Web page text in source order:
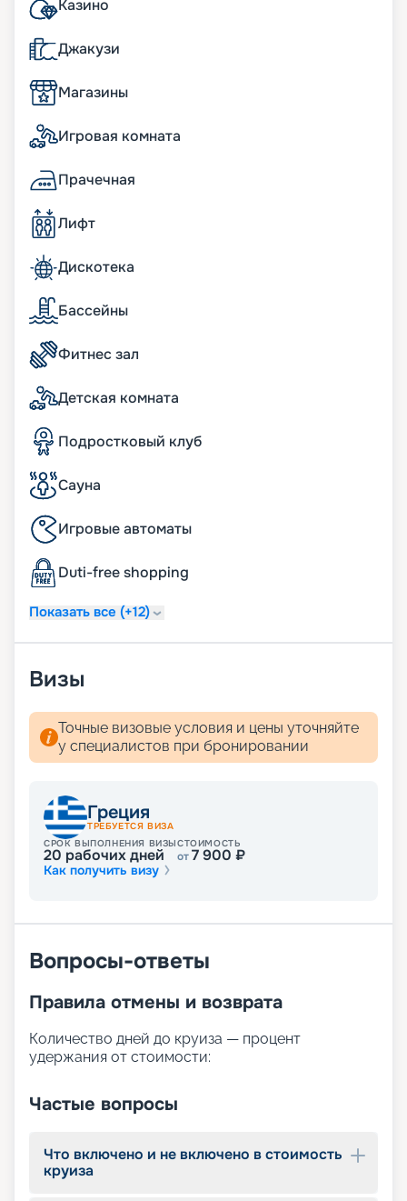
кв.м с широким спектром велнес-услуг на
открытых и закрытых пространствах, более 270
кв.м фитнес-пространства с новейшим
В сьютах:
Панорамные окна; просторные террасы с
обеденной зоной и шезлонгами; кофемашина и
чайная станция; мини-бар, пополняемый по
потребностям гостей; пара биноклей; халаты и
тапочки в ванных комнатах; фен Dyson
гардеробные с туалетным столиком.
бесплатный Wi-Fi;
информационно-развлекательная система,
включая Smart TV, легкое подключение к
телефон с голосовой почтой;
беспроводная зарядная станция на
прикроватных тумбочках;
система индивидуального климат-контроля;
24 часа в сутки консьерж-служба;
24 часа в сутки обслуживание номеров «in-suite
24 часа в сутки батлер-сервис (действует для
резиденций);
24 часа в сутки услуги прачечной, глажки (может
взиматься дополнительная плата);
услугу подготовки сьюта ко сну;
услуга по чистке обуви.
Казино
Джакузи
Магазины
Игровая комната
Прачечная
Лифт
Дискотека
Бассейны
Фитнес зал
Детская комната
Подростковый клуб
Сауна
Игровые автоматы
Duti-free shopping
Показать все (+12)
Визы
Точные визовые условия и цены уточняйте
у специалистов при бронировании
Греция
ТРЕБУЕТСЯ ВИЗА
СРОК ВЫПОЛНЕНИЯ ВИЗЫ
20 рабочих дней
СТОИМОСТЬ
от7 900 ₽
Как получить визу
Вопросы-ответы
Правила отмены и возврата
Количество дней до круиза — процент
удержания от стоимости:
Частые вопросы
Что включено и не включено в стоимость
круиза